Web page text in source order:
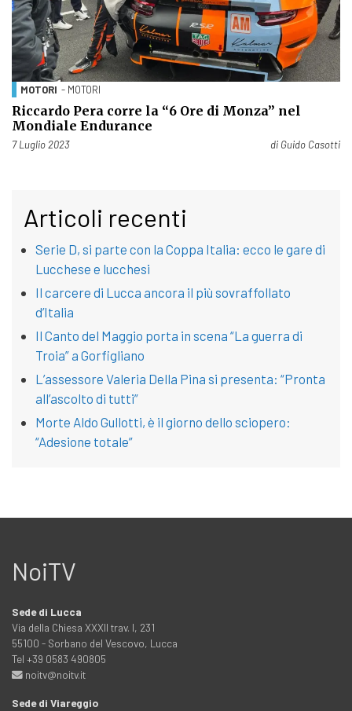
MOTORI - MOTORI
Riccardo Pera corre la “6 Ore di Monza” nel
Mondiale Endurance
Pubblicato il
7 Luglio 2023 di Guido Casotti
Articoli recenti
Serie D, si parte con la Coppa Italia: ecco le gare di
Lucchese e lucchesi
Il carcere di Lucca ancora il più sovraffollato
d’Italia
Il Canto del Maggio porta in scena “La guerra di
Troia” a Gorfigliano
L’assessore Valeria Della Pina si presenta: “Pronta
all’ascolto di tutti”
Morte Aldo Gullotti, è il giorno dello sciopero:
“Adesione totale”
NoiTV
Sede di Lucca
Via della Chiesa XXXII trav. I, 231
55100 - Sorbano del Vescovo, Lucca
Tel +39 0583 490805
noitv@noitv.it
Sede di Viareggio